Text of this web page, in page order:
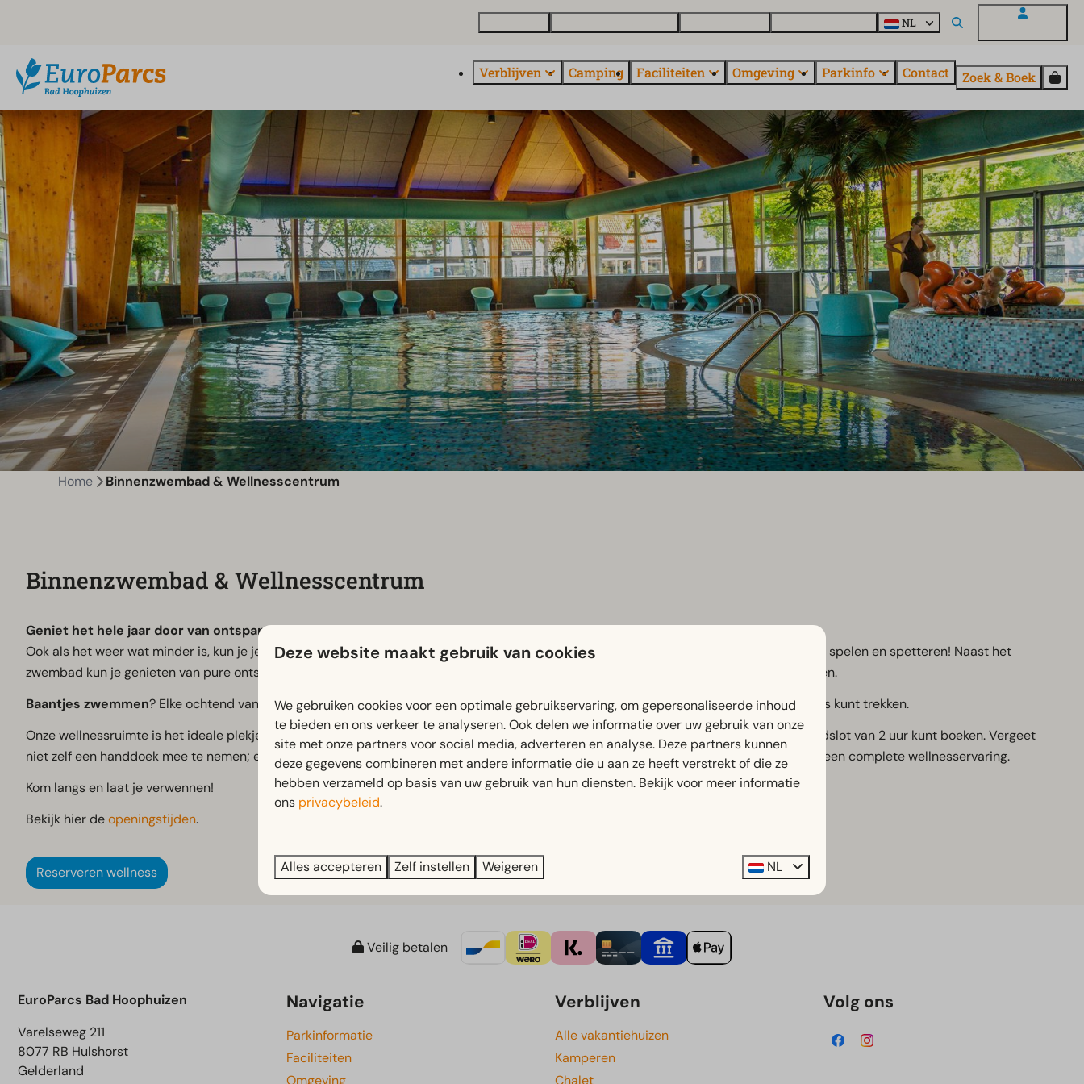
NL
Verblijven Camping Faciliteiten Omgeving Parkinfo Contact Zoek & Boek
Home Binnenzwembad & Wellnesscentrum
Binnenzwembad & Wellnesscentrum
Geniet het hele jaar door van ontspanning en plezier!
Ook als het weer wat minder is, kun je je helemaal uitleven in ons overdekte zwembad. Het verwarmde water nodigt uit om te zwemmen, spelen en spetteren! Naast het
zwembad kun je genieten van pure ontspanning in onze Finse sauna, het stoombad of lekker liggen op één van de comfortabele ligstoelen.
Baantjes zwemmen? Elke ochtend van 08.00 tot 09.00 uur is het zwembad exclusief voor baantjeszwemmers, zodat je rustig je rondjes kunt trekken.
Onze wellnessruimte is het ideale plekje om helemaal tot rust te komen. Reserveren is eenvoudig te doen bij de receptie, waar je een tijdslot van 2 uur kunt boeken. Vergeet
niet zelf een handdoek mee te nemen; extra handdoeken zijn beschikbaar bij de receptie. Voor slechts €18,75 kun je 2 uur genieten van een complete wellnesservaring.
Kom langs en laat je verwennen!
Bekijk hier deopeningstijden.
Reserveren wellness
Veilig betalen
EuroParcs Bad Hoophuizen
Varelseweg 211
8077 RB Hulshorst
Gelderland
Navigatie
Parkinformatie
Faciliteiten
Omgeving
Verblijven
Alle vakantiehuizen
Kamperen
Chalet
Volg ons
Deze website maakt gebruik van cookies
We gebruiken cookies voor een optimale gebruikservaring, om gepersonaliseerde inhoud
te bieden en ons verkeer te analyseren. Ook delen we informatie over uw gebruik van onze
site met onze partners voor social media, adverteren en analyse. Deze partners kunnen
deze gegevens combineren met andere informatie die u aan ze heeft verstrekt of die ze
hebben verzameld op basis van uw gebruik van hun diensten. Bekijk voor meer informatie
ons privacybeleid.
Alles accepteren Zelf instellen Weigeren NL